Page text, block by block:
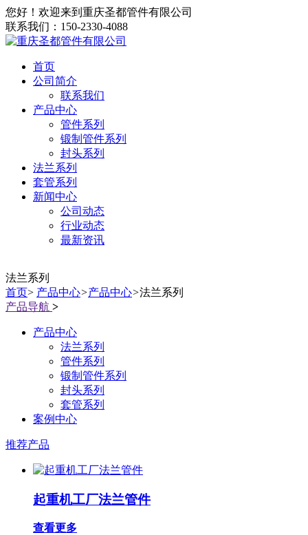
您好！欢迎来到重庆圣都管件有限公司
联系我们：150-2330-4088
首页
公司简介
联系我们
产品中心
管件系列
锻制管件系列
封头系列
法兰系列
套管系列
新闻中心
公司动态
行业动态
最新资讯
法兰系列
首页> 产品中心>产品中心>法兰系列
产品导航 >
产品中心
法兰系列
管件系列
锻制管件系列
封头系列
套管系列
案例中心
推荐产品
起重机工厂法兰管件
查看更多